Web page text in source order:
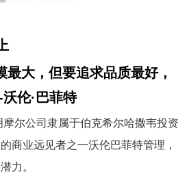
最大，但要追求品质最好，
伦·巴菲特
尔公司隶属于伯克希尔哈撒韦投资
商业远见者之一沃伦巴菲特管理，
力。